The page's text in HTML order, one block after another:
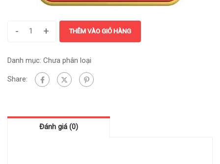
- + THÊM VÀO GIỎ HÀNG
Danh mục: Chưa phân loại
Share:
Đánh giá (0)